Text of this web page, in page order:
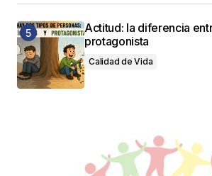
Actitud: la diferencia
protagonista
Calidad de Vida